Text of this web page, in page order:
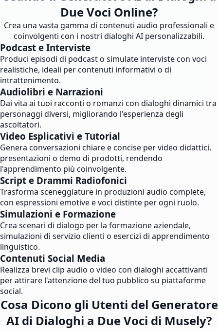
Due Voci Online?
Crea una vasta gamma di contenuti audio professionali e
coinvolgenti con i nostri dialoghi AI personalizzabili.
Podcast e Interviste
Produci episodi di podcast o simulate interviste con voci
realistiche, ideali per contenuti informativi o di
intrattenimento.
Audiolibri e Narrazioni
Dai vita ai tuoi racconti o romanzi con dialoghi dinamici tra
personaggi diversi, migliorando l'esperienza degli
ascoltatori.
Video Esplicativi e Tutorial
Genera conversazioni chiare e concise per video didattici,
presentazioni o demo di prodotti, rendendo
l'apprendimento più coinvolgente.
Script e Drammi Radiofonici
Trasforma sceneggiature in produzioni audio complete,
con espressioni emotive e voci distinte per ogni ruolo.
Simulazioni e Formazione
Crea scenari di dialogo per la formazione aziendale,
simulazioni di servizio clienti o esercizi di apprendimento
linguistico.
Contenuti Social Media
Realizza brevi clip audio o video con dialoghi accattivanti
per attirare l'attenzione del tuo pubblico su piattaforme
social.
Cosa Dicono gli Utenti del Generatore
AI di Dialoghi a Due Voci di Musely?